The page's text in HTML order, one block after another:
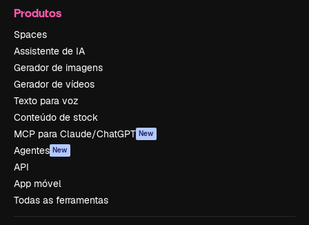
Produtos
Spaces
Assistente de IA
Gerador de imagens
Gerador de vídeos
Texto para voz
Conteúdo de stock
MCP para Claude/ChatGPT New
Agentes New
API
App móvel
Todas as ferramentas